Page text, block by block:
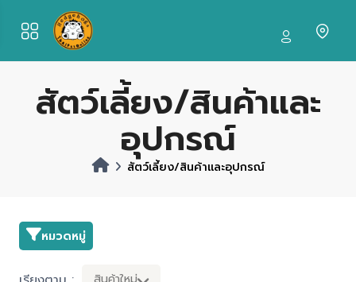
สัตว์เลี้ยง/สินค้าและ
อุปกรณ์
สัตว์เลี้ยง/สินค้าและอุปกรณ์
หมวดหมู่